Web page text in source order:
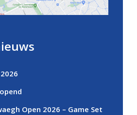
Open 2026 – Game Set